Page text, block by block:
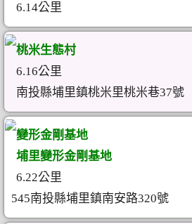
6.14公里
桃米生態村
6.16公里
南投縣埔里鎮桃米里桃米巷37號
變形金剛基地
埔里變形金剛基地
6.22公里
545南投縣埔里鎮南安路320號